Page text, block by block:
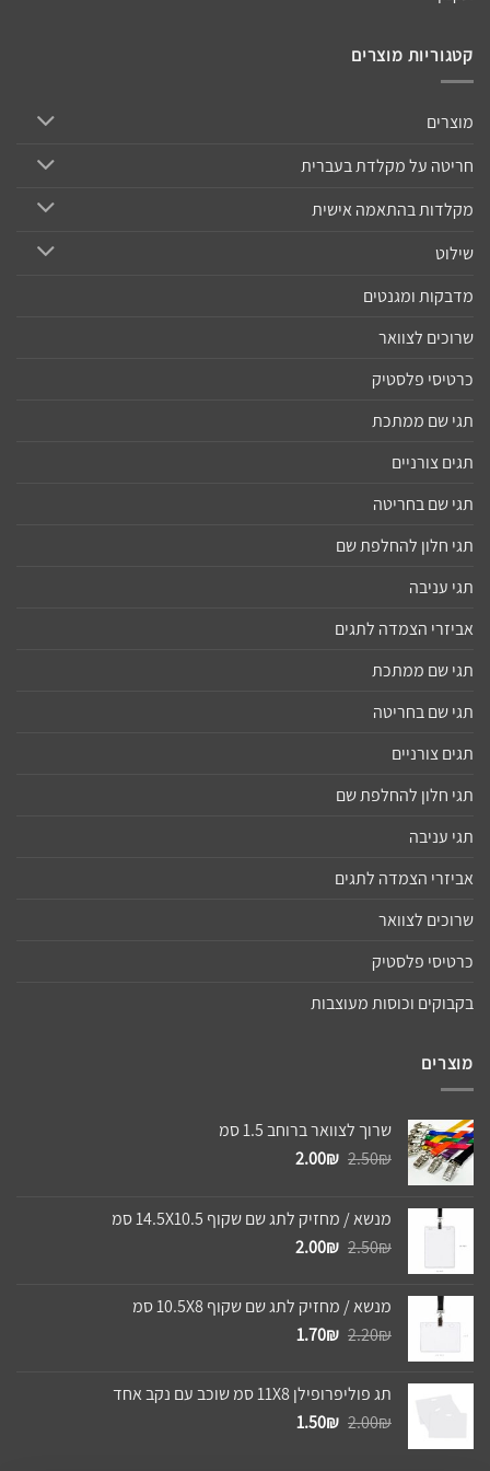
קטגוריות מוצרים
מוצרים
חריטה על מקלדת בעברית
מקלדות בהתאמה אישית
שילוט
מדבקות ומגנטים
שרוכים לצוואר
כרטיסי פלסטיק
תגי שם ממתכת
תגים צורניים
תגי שם בחריטה
תגי חלון להחלפת שם
תגי עניבה
אביזרי הצמדה לתגים
תגי שם ממתכת
תגי שם בחריטה
תגים צורניים
תגי חלון להחלפת שם
תגי עניבה
אביזרי הצמדה לתגים
שרוכים לצוואר
כרטיסי פלסטיק
בקבוקים וכוסות מעוצבות
מוצרים
שרוך לצוואר ברוחב 1.5 סמ
2.50₪
המחיר
2.50₪.
2.00₪
המחיר
2.00₪.
מנשא / מחזיק לתג שם שקוף 14.5X10.5 סמ
2.50₪
המחיר
2.50₪.
2.00₪
המחיר
2.00₪.
מנשא / מחזיק לתג שם שקוף 10.5X8 סמ
2.20₪
המחיר
2.20₪.
1.70₪
המחיר
1.70₪.תג פוליפרופילן 11X8 סמ שוכב עם נקב אחד
2.00₪
המחיר
1.50₪
המחיר